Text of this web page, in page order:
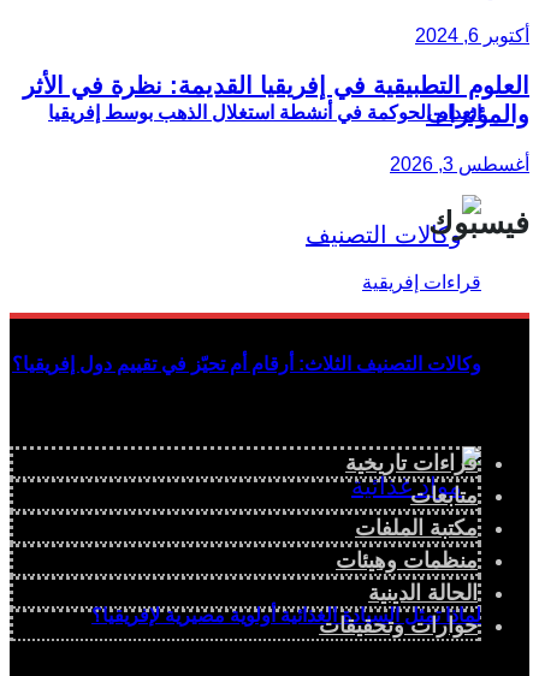
انعدام الحوكمة في أنشطة استغلال الذهب بوسط إفريقيا
وكالات التصنيف الثلاث: أرقام أم تحيّز في تقييم دول إفريقيا؟
لماذا تمثل السيادة الغذائية أولوية مصيرية لإفريقيا؟
أكتوبر 6, 2024
العلوم التطبيقية في إفريقيا القديمة: نظرة في الأثر
والمؤثرات
أغسطس 3, 2026
فيسبوك
قراءات تاريخية
متابعات
مكتبة الملفات
منظمات وهيئات
الحالة الدينية
حوارات وتحقيقات